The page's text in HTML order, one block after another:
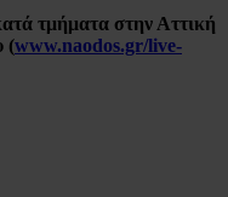
τμήματα στην Αττική
(www.naodos.gr/live-